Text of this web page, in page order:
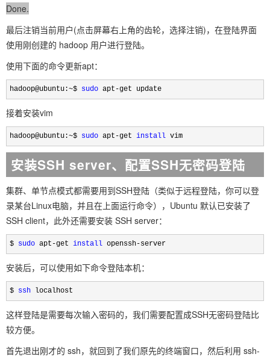
Done.
最后注销当前用户(点击屏幕右上角的齿轮，选择注销)，在登陆界面
使用刚创建的 hadoop 用户进行登陆。
使用下面的命令更新apt：
hadoop@ubuntu:~$ sudo apt-get update
接着安装vim
hadoop@ubuntu:~$ sudo apt-get install vim
安装SSH server、配置SSH无密码登陆
集群、单节点模式都需要用到SSH登陆（类似于远程登陆，你可以登
录某台Linux电脑，并且在上面运行命令），Ubuntu 默认已安装了
SSH client，此外还需要安装 SSH server：
$ sudo apt-get install openssh-server
安装后，可以使用如下命令登陆本机：
$ ssh localhost
这样登陆是需要每次输入密码的，我们需要配置成SSH无密码登陆比
较方便。
首先退出刚才的 ssh，就回到了我们原先的终端窗口，然后利用 ssh-